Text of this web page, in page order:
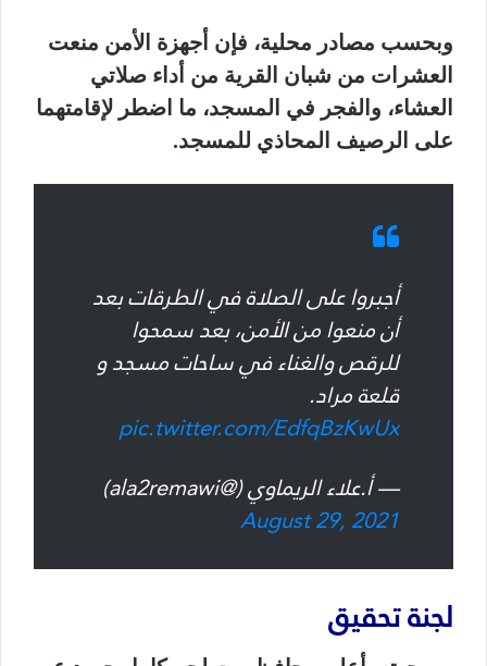
وبحسب مصادر محلية، فإن أجهزة الأمن منعت
العشرات من شبان القرية من أداء صلاتي
العشاء، والفجر في المسجد، ما اضطر لإقامتهما
على الرصيف المحاذي للمسجد.
أجبروا على الصلاة في الطرقات بعد
أن منعوا من الأمن، بعد سمحوا
للرقص والغناء في ساحات مسجد و
قلعة مراد.
pic.twitter.com/EdfqBzKwUx
— أ.علاء الريماوي (@ala2remawi)
August 29, 2021
لجنة تحقيق